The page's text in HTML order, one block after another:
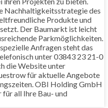
Nachhaltigkeitsstrategie des
Produkte und
Der Baumarkt ist leicht
Parkmöglichkeiten.
Anfragen steht das
unter 03843 23 21-0
die Website unter
für aktuelle Angebote
OBI Holding GmbH
all Ihre Bau- und